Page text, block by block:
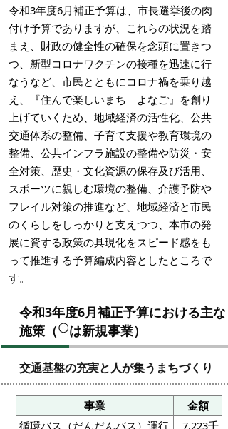
令和3年度6月補正予算は、市長選挙後の肉
付け予算でありますが、これらの状況を踏
まえ、財政の健全性の確保を念頭に置きつ
つ、新型コロナワクチンの接種を迅速に行
なうなど、市民とともにコロナ禍を乗り越
え、『住んで楽しいまち よなご』を創り
上げていくため、地域経済の活性化、公共
交通体系の整備、子育て支援や教育環境の
整備、公共インフラ施設の整備や防災・安
全対策、歴史・文化資源の保存及び活用、
スポーツに親しむ環境の整備、介護予防や
フレイル対策の推進など、地域経済と市民
のくらしをしっかりと支えつつ、本市の発
展に資する政策の具現化をスピード感をも
って推進する予算編成内容としたところで
す。
令和3年度6月補正予算における主な
施策（
は新規事業）
交通基盤の充実と人が集うまちづくり
事業
金額
循環バス（だんだんバス）運行
7,223千